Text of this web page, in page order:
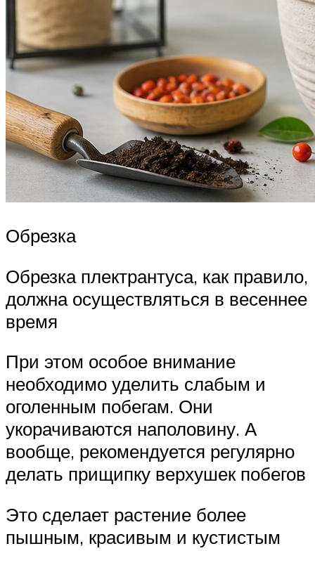
Обрезка
Обрезка плектрантуса, как правило,
должна осуществляться в весеннее
время
При этом особое внимание
необходимо уделить слабым и
оголенным побегам. Они
укорачиваются наполовину. А
вообще, рекомендуется регулярно
делать прищипку верхушек побегов
Это сделает растение более
пышным, красивым и кустистым